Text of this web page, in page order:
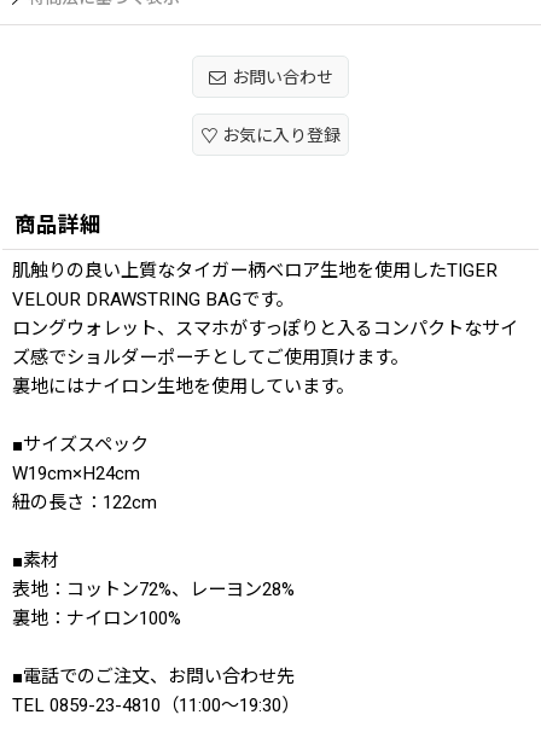
お問い合わせ
お気に入り登録
商品詳細
肌触りの良い上質なタイガー柄ベロア生地を使用したTIGER
VELOUR DRAWSTRING BAGです。
ロングウォレット、スマホがすっぽりと入るコンパクトなサイ
ズ感でショルダーポーチとしてご使用頂けます。
裏地にはナイロン生地を使用しています。
■サイズスペック
W19cm×H24cm
紐の長さ：122cm
■素材
表地：コットン72%、レーヨン28%
裏地：ナイロン100%
■電話でのご注文、お問い合わせ先
TEL 0859-23-4810（11:00〜19:30）